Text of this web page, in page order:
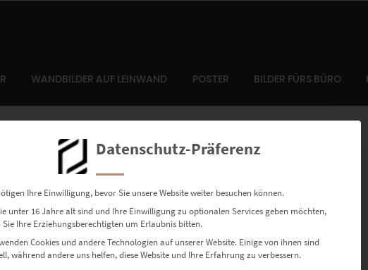
WANDBILDER AUF LEINWAND POSTER BILDER FÜRS BÜRO
kann die Suche helfen.
Datenschutz-Präferenz
Ihre Einwilligung, bevor Sie unsere Website weiter besuchen können.
unter 16 Jahre alt sind und Ihre Einwilligung zu optionalen Services geben möchten,
Sie Ihre Erziehungsberechtigten um Erlaubnis bitten.
Cookies und andere Technologien auf unserer Website. Einige von ihnen sind
während andere uns helfen, diese Website und Ihre Erfahrung zu verbessern.